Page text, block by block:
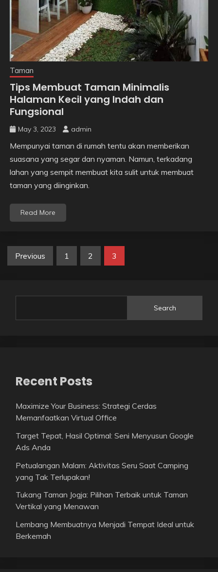
Taman
Tips Membuat Taman Minimalis
Halaman Kecil yang Indah dan
Fungsional
May 3, 2023 admin
Mempunyai taman di rumah tentu akan memberikan
suasana yang segar dan nyaman. Namun, terkadang
lahan yang sempit membuat kita sulit untuk membuat
taman yang diinginkan.
Read More
Posts
Previous 1 2 3
Search
Recent Posts
Maximize Your Business: Strategi Cerdas
Memanfaatkan Virtual Office
Target Tepat, Hasil Optimal: Seni Menyusun Google
Ads Anda
Petualangan Malam: Aktivitas Seru Saat Camping
yang Tak Terlupakan!
Tukang Taman Jogja: Pilihan Terbaik untuk Taman
Vertikal yang Menawan
Lembang Membuatnya Menjadi Tempat Ideal untuk
Berkemah